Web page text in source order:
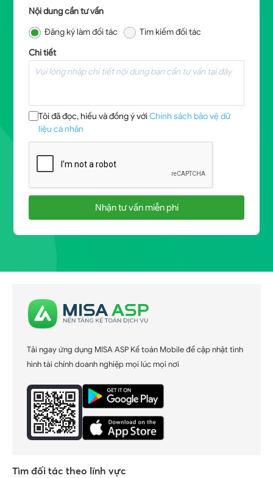
Nội dung cần tư vấn
Đăng ký làm đối tác
Tìm kiếm đối tác
Chi tiết
Tôi đã đọc, hiểu và đồng ý vớiChính sách bảo vệ dữ
liệu cá nhân
Nhận tư vấn miễn phí
Tải ngay ứng dụng MISA ASP Kế toán Mobile để cập nhật tình
hình tài chính doanh nghiệp mọi lúc mọi nơi
Tìm đối tác theo lĩnh vực